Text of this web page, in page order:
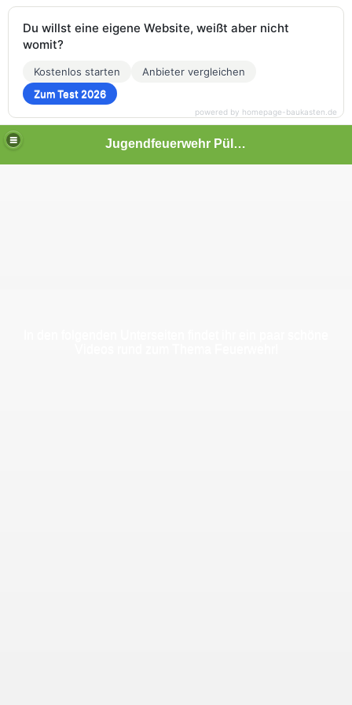
Jugendfeuerwehr Pülsen
Du willst eine eigene Website, weißt aber nicht
womit?
Kostenlos starten
Anbieter vergleichen
Zum Test 2026
powered by homepage-baukasten.de